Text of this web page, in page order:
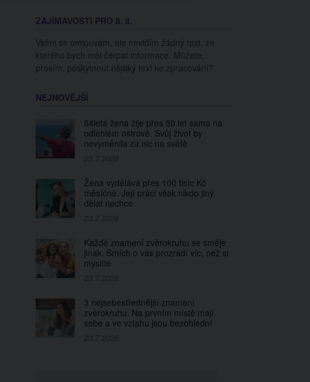
ZAJÍMAVOSTI PRO 8. 8.
Velmi se omlouvám, ale nevidím žádný text, ze
kterého bych měl čerpat informace. Můžete,
prosím, poskytnout nějaký text ke zpracování?
NEJNOVĚJŠÍ
84letá žena žije přes 50 let sama na
odlehlém ostrově. Svůj život by
nevyměnila za nic na světě
Žena vydělává přes 100 tisíc Kč
měsíčně. Její práci však nikdo jiný
dělat nechce
Každé znamení zvěrokruhu se směje
jinak. Smích o vás prozradí víc, než si
myslíte
3 nejsebestřednější znamení
zvěrokruhu. Na prvním místě mají
sebe a ve vztahu jsou bezohlední